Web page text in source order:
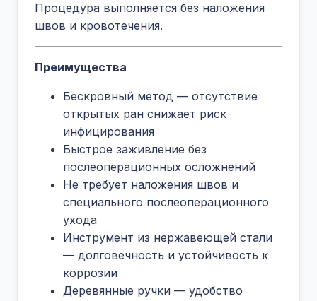
Процедура выполняется без наложения
швов и кровотечения.
Преимущества
Бескровный метод — отсутствие
открытых ран снижает риск
инфицирования
Быстрое заживление без
послеоперационных осложнений
Не требует наложения швов и
специального послеоперационного
ухода
Инструмент из нержавеющей стали
— долговечность и устойчивость к
коррозии
Деревянные ручки — удобство